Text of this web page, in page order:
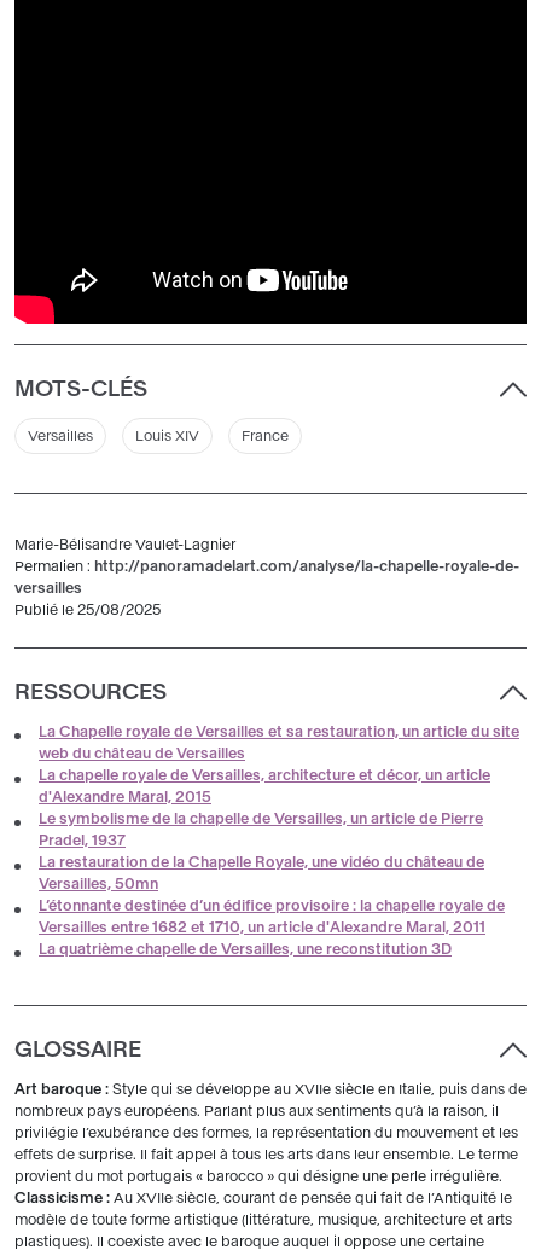
MOTS-CLÉS
Versailles Louis XIV France
Marie-Bélisandre Vaulet-Lagnier
Permalien : http://panoramadelart.com/analyse/la-chapelle-royale-de-
versailles
Publié le 25/08/2025
RESSOURCES
La Chapelle royale de Versailles et sa restauration, un article du site
web du château de Versailles
La chapelle royale de Versailles, architecture et décor, un article
d'Alexandre Maral, 2015
Le symbolisme de la chapelle de Versailles, un article de Pierre
Pradel, 1937
La restauration de la Chapelle Royale, une vidéo du château de
Versailles, 50mn
L’étonnante destinée d’un édifice provisoire : la chapelle royale de
Versailles entre 1682 et 1710, un article d'Alexandre Maral, 2011
La quatrième chapelle de Versailles, une reconstitution 3D
GLOSSAIRE
Art baroque : Style qui se développe au XVIIe siècle en Italie, puis dans de
nombreux pays européens. Parlant plus aux sentiments qu’à la raison, il
privilégie l’exubérance des formes, la représentation du mouvement et les
effets de surprise. Il fait appel à tous les arts dans leur ensemble. Le terme
provient du mot portugais « barocco » qui désigne une perle irrégulière.
Classicisme : Au XVIIe siècle, courant de pensée qui fait de l’Antiquité le
modèle de toute forme artistique (littérature, musique, architecture et arts
plastiques). Il coexiste avec le baroque auquel il oppose une certaine